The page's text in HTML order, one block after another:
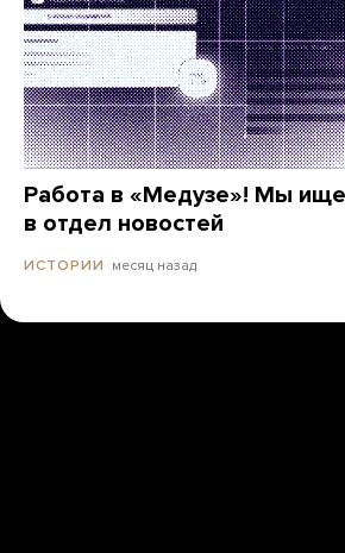
Работа в «Медузе»! Мы
в отдел новостей
ИСТОРИИ месяц назад